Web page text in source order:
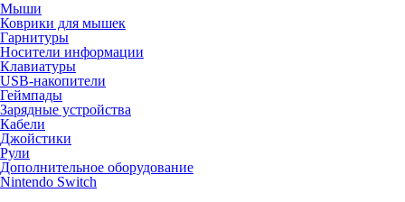
Мыши
Коврики для мышек
Гарнитуры
Носители информации
Клавиатуры
USB-накопители
Геймпады
Зарядные устройства
Кабели
Джойстики
Рули
Дополнительное оборудование
Nintendo Switch